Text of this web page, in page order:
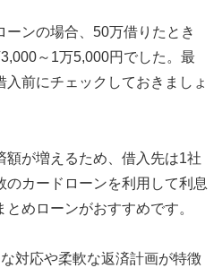
ンの場合、50万借りたとき
～1万5,000円でした。最
前にチェックしておきましょ
額が増えるため、借入先は1社
のカードローンを利用して利息
めローンがおすすめです。
対応や柔軟な返済計画が特徴